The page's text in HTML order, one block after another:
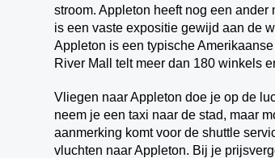
stroom. Appleton heeft nog een
is een vaste expositie gewijd aan de
Appleton is een typische
River Mall telt meer dan 180 winkels
Vliegen naar Appleton doe je op de
neem je een taxi naar de stad, maar
aanmerking komt voor de shuttle
vluchten naar Appleton. Bij je